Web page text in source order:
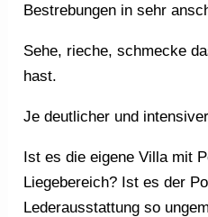
Bestrebungen in sehr
Sehe, rieche, schmecke
hast.
Je deutlicher und
Ist es die eigene Villa mit
Liegebereich? Ist es der
Lederausstattung so